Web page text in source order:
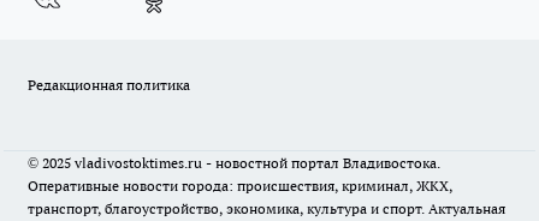
Редакционная политика
© 2025 vladivostoktimes.ru - новостной портал Владивостока.
Оперативные новости города: происшествия, криминал, ЖКХ,
транспорт, благоустройство, экономика, культура и спорт. Актуальная